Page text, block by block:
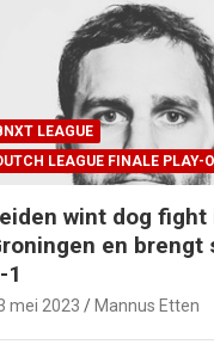
LEAGUE
LEAGUE FINALE PLAY-
wint dog fight
en brengt
1
mei 2023 Mannus Etten